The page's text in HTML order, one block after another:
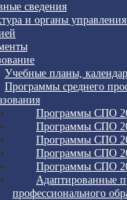
сведения
и органы управления
Учебные планы,
Программы среднего
Программы СПО
Программы СПО
Программы СПО
Программы СПО
Программы СПО
Адаптированные
профессионального